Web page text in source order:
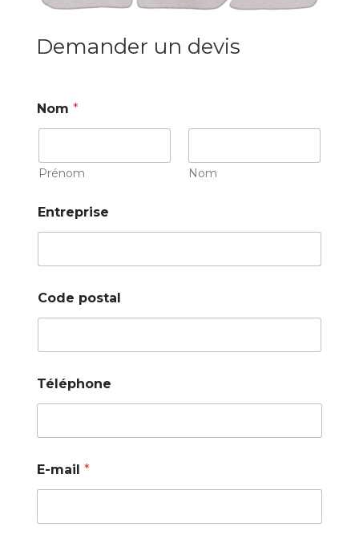
Demander un devis
Nom *
Prénom Nom
Entreprise
Code postal
Téléphone
E-mail *